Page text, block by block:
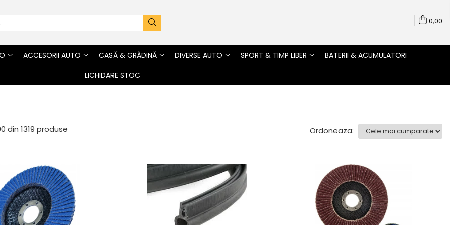
0,00
ACCESORII AUTO CASĂ & GRĂDINĂ DIVERSE AUTO SPORT & TIMP LIBER
BATERII & ACUMULATORI
LICHIDARE STOC
din 1319 produse Ordoneaza: